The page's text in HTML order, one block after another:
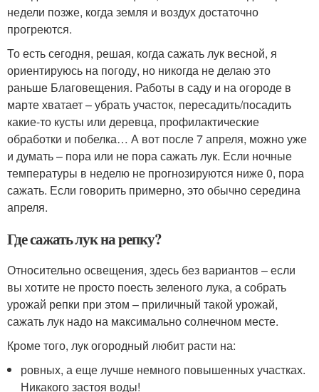
недели позже, когда земля и воздух достаточно
прогреются.
То есть сегодня, решая, когда сажать лук весной, я
ориентируюсь на погоду, но никогда не делаю это
раньше Благовещения. Работы в саду и на огороде в
марте хватает – убрать участок, пересадить/посадить
какие-то кусты или деревца, профилактические
обработки и побелка… А вот после 7 апреля, можно уже
и думать – пора или не пора сажать лук. Если ночные
температуры в неделю не прогнозируются ниже 0, пора
сажать. Если говорить примерно, это обычно середина
апреля.
Где сажать лук на репку?
Относительно освещения, здесь без вариантов – если
вы хотите не просто поесть зеленого лука, а собрать
урожай репки при этом – приличный такой урожай,
сажать лук надо на максимально солнечном месте.
Кроме того, лук огородный любит расти на:
ровных, а еще лучше немного повышенных участках.
Никакого застоя воды!